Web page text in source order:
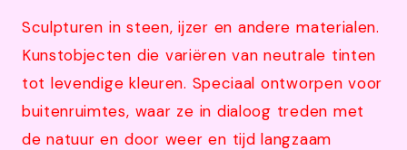
Sculpturen in steen, ijzer en andere materialen.
Kunstobjecten die variëren van neutrale tinten
tot levendige kleuren. Speciaal ontworpen voor
buitenruimtes, waar ze in dialoog treden met
de natuur en door weer en tijd langzaam